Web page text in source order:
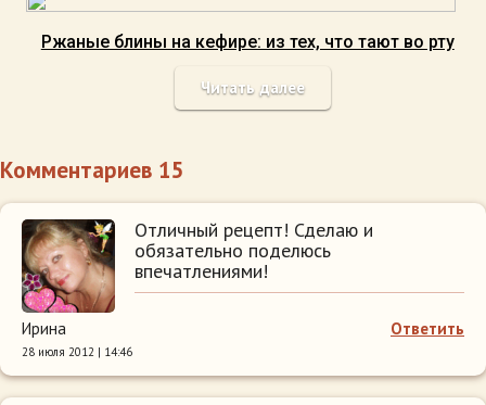
Ржаные блины на кефире: из тех, что тают во рту
Читать далее
Комментариев 15
Отличный рецепт! Сделаю и
обязательно поделюсь
впечатлениями!
Ответить
Ирина
28 июля 2012 | 14:46